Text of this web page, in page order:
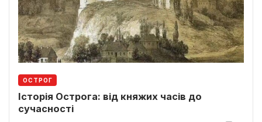
ОСТРОГ
Історія Острога: від княжих часів до
сучасності